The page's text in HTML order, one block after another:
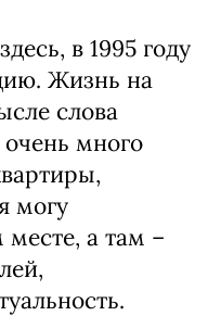
в 1995 году
Жизнь на
слова
очень много
могу
месте, а там –